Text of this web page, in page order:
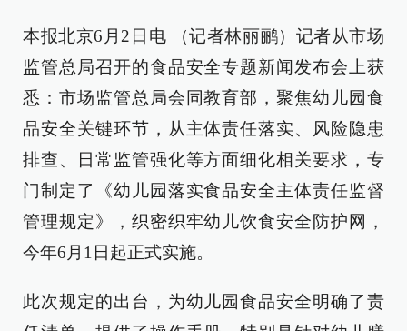
本报北京6月2日电 （记者林丽鹂）记者从市场
监管总局召开的食品安全专题新闻发布会上获
悉：市场监管总局会同教育部，聚焦幼儿园食
品安全关键环节，从主体责任落实、风险隐患
排查、日常监管强化等方面细化相关要求，专
门制定了《幼儿园落实食品安全主体责任监督
管理规定》，织密织牢幼儿饮食安全防护网，
今年6月1日起正式实施。
此次规定的出台，为幼儿园食品安全明确了责